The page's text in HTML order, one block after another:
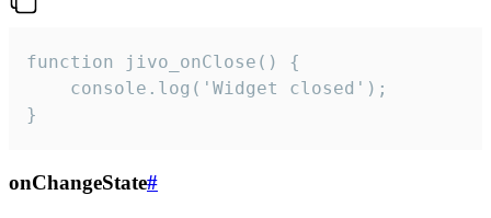
function jivo_onClose() {
    console.log('Widget closed');
}
onChangeState#